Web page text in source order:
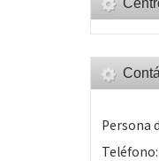
Persona
Teléfono: